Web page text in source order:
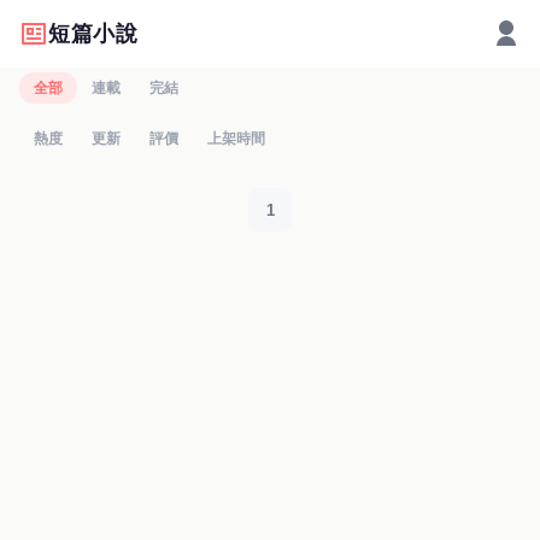
短篇小說
全部 連載 完結
熱度 更新 評價 上架時間
1